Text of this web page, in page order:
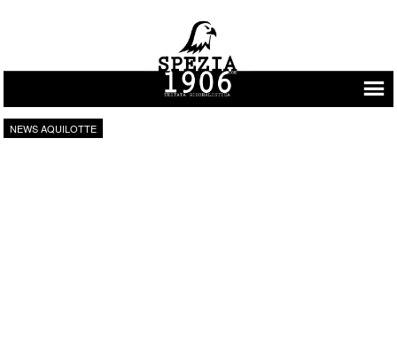
Vai al contenuto
NEWS AQUILOTTE